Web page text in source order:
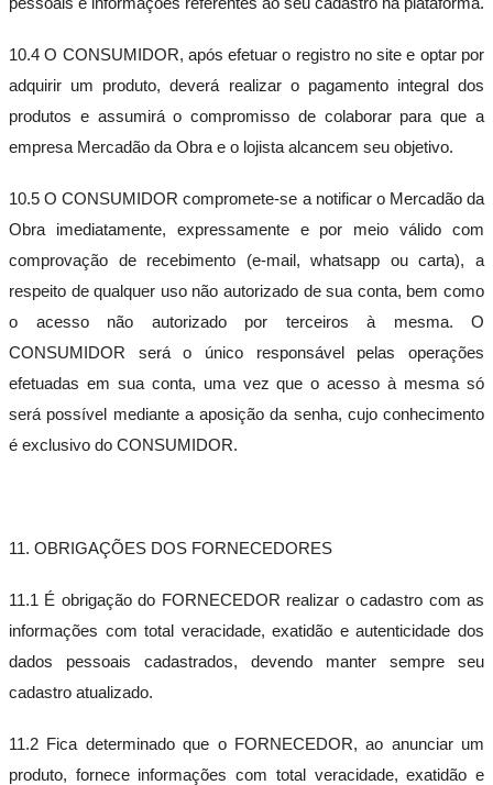
10.4 O CONSUMIDOR, após efetuar o registro no site e optar por
adquirir um produto, deverá realizar o pagamento integral dos
produtos e assumirá o compromisso de colaborar para que a
empresa Mercadão da Obra e o lojista alcancem seu objetivo.
10.5 O CONSUMIDOR compromete-se a notificar o Mercadão da
Obra imediatamente, expressamente e por meio válido com
comprovação de recebimento (e-mail, whatsapp ou carta), a
respeito de qualquer uso não autorizado de sua conta, bem como
o acesso não autorizado por terceiros à mesma. O
CONSUMIDOR será o único responsável pelas operações
efetuadas em sua conta, uma vez que o acesso à mesma só
será possível mediante a aposição da senha, cujo conhecimento
é exclusivo do CONSUMIDOR.
11. OBRIGAÇÕES DOS FORNECEDORES
11.1 É obrigação do FORNECEDOR realizar o cadastro com as
informações com total veracidade, exatidão e autenticidade dos
dados pessoais cadastrados, devendo manter sempre seu
cadastro atualizado.
11.2 Fica determinado que o FORNECEDOR, ao anunciar um
produto, fornece informações com total veracidade, exatidão e